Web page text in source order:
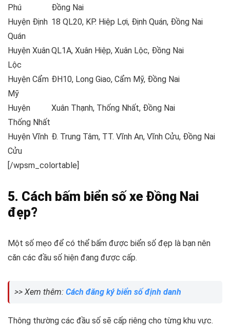
Phú
Đồng Nai
Huyện Định
Quán
18 QL20, KP. Hiệp Lợi, Định Quán, Đồng Nai
Huyện Xuân
Lộc
QL1A, Xuân Hiệp, Xuân Lộc, Đồng Nai
Huyện Cẩm
Mỹ
ĐH10, Long Giao, Cẩm Mỹ, Đồng Nai
Huyện
Thống Nhất
Xuân Thạnh, Thống Nhất, Đồng Nai
Huyện Vĩnh
Cửu
Đ. Trung Tâm, TT. Vĩnh An, Vĩnh Cửu, Đồng Nai
[/wpsm_colortable]
5. Cách bấm biển số xe Đồng Nai
đẹp?
Một số mẹo để có thể bấm được biển số đẹp là bạn nên
căn các đầu số hiện đang được cấp.
>> Xem thêm: Cách đăng ký biển số định danh
Thông thường các đầu số sẽ cấp riêng cho từng khu vực.